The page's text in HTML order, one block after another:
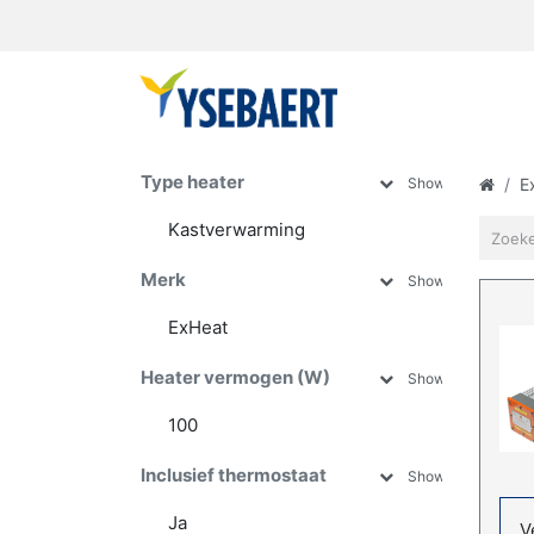
Type heater Show more
Kastverwarming
Ribbenbuiskachel
Merk Show more
ExHeat
Heater vermogen (W) Show more
100
1250
1500
Inclusief thermostaat Show more
Ja